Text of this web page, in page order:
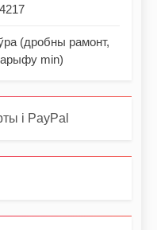
(дробны рамонт,
min)
і PayPal